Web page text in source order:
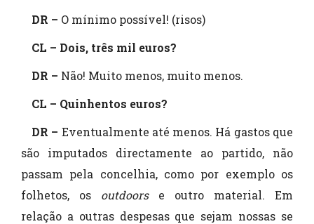
DR – O mínimo possível! (risos)
CL – Dois, três mil euros?
DR – Não! Muito menos, muito menos.
CL – Quinhentos euros?
DR – Eventualmente até menos. Há gastos que
são imputados directamente ao partido, não
passam pela concelhia, como por exemplo os
folhetos, os outdoors e outro material. Em
relação a outras despesas que sejam nossas se